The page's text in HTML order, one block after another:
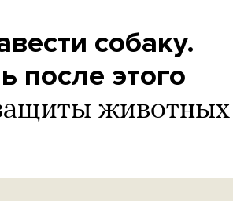
собаку.
после этого
животных